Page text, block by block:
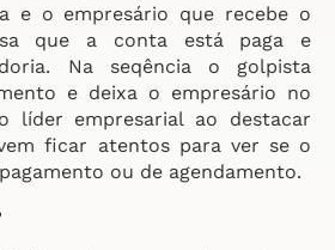
e o empresário que recebe o
que a conta está paga e
Na seqência o golpista
e deixa o empresário no
líder empresarial ao destacar
ficar atentos para ver se o
ou de agendamento.